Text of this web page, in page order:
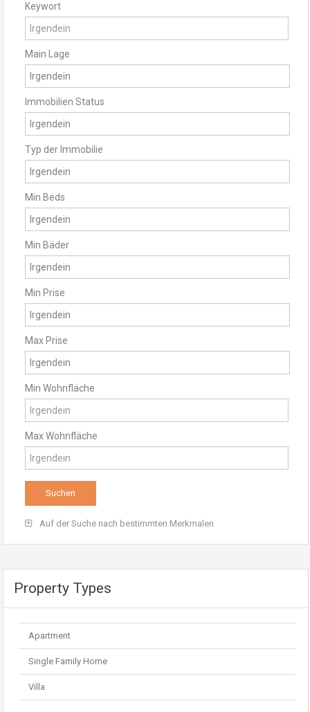
Keywort
Main Lage
Immobilien Status
Typ der Immobilie
Min Beds
Min Bäder
Min Prise
Max Prise
Min Wohnfläche
Max Wohnfläche
Auf der Suche nach bestimmten Merkmalen
Property Types
Apartment
Single Family Home
Villa